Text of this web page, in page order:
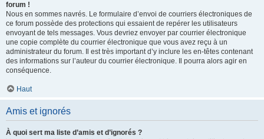
forum !
Nous en sommes navrés. Le formulaire d’envoi de courriers électroniques de
ce forum possède des protections qui essaient de repérer les utilisateurs
envoyant de tels messages. Vous devriez envoyer par courrier électronique
une copie complète du courrier électronique que vous avez reçu à un
administrateur du forum. Il est très important d’y inclure les en-têtes contenant
des informations sur l’auteur du courrier électronique. Il pourra alors agir en
conséquence.
Haut
Amis et ignorés
À quoi sert ma liste d’amis et d’ignorés ?